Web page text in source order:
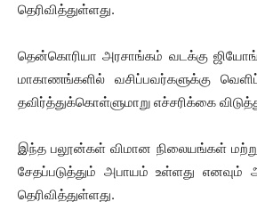
தெரிவித்துள்ளது.
தென்கொரியா அரசாங்கம் வடக்கு
மாகாணங்களில் வசிப்பவர்களுக்கு
தவிர்த்துக்கொள்ளுமாறு எச்சரிக்கை
இந்த பலூன்கள் விமான நிலையங்கள்
சேதப்படுத்தும் அபாயம் உள்ளது
தெரிவித்துள்ளது.